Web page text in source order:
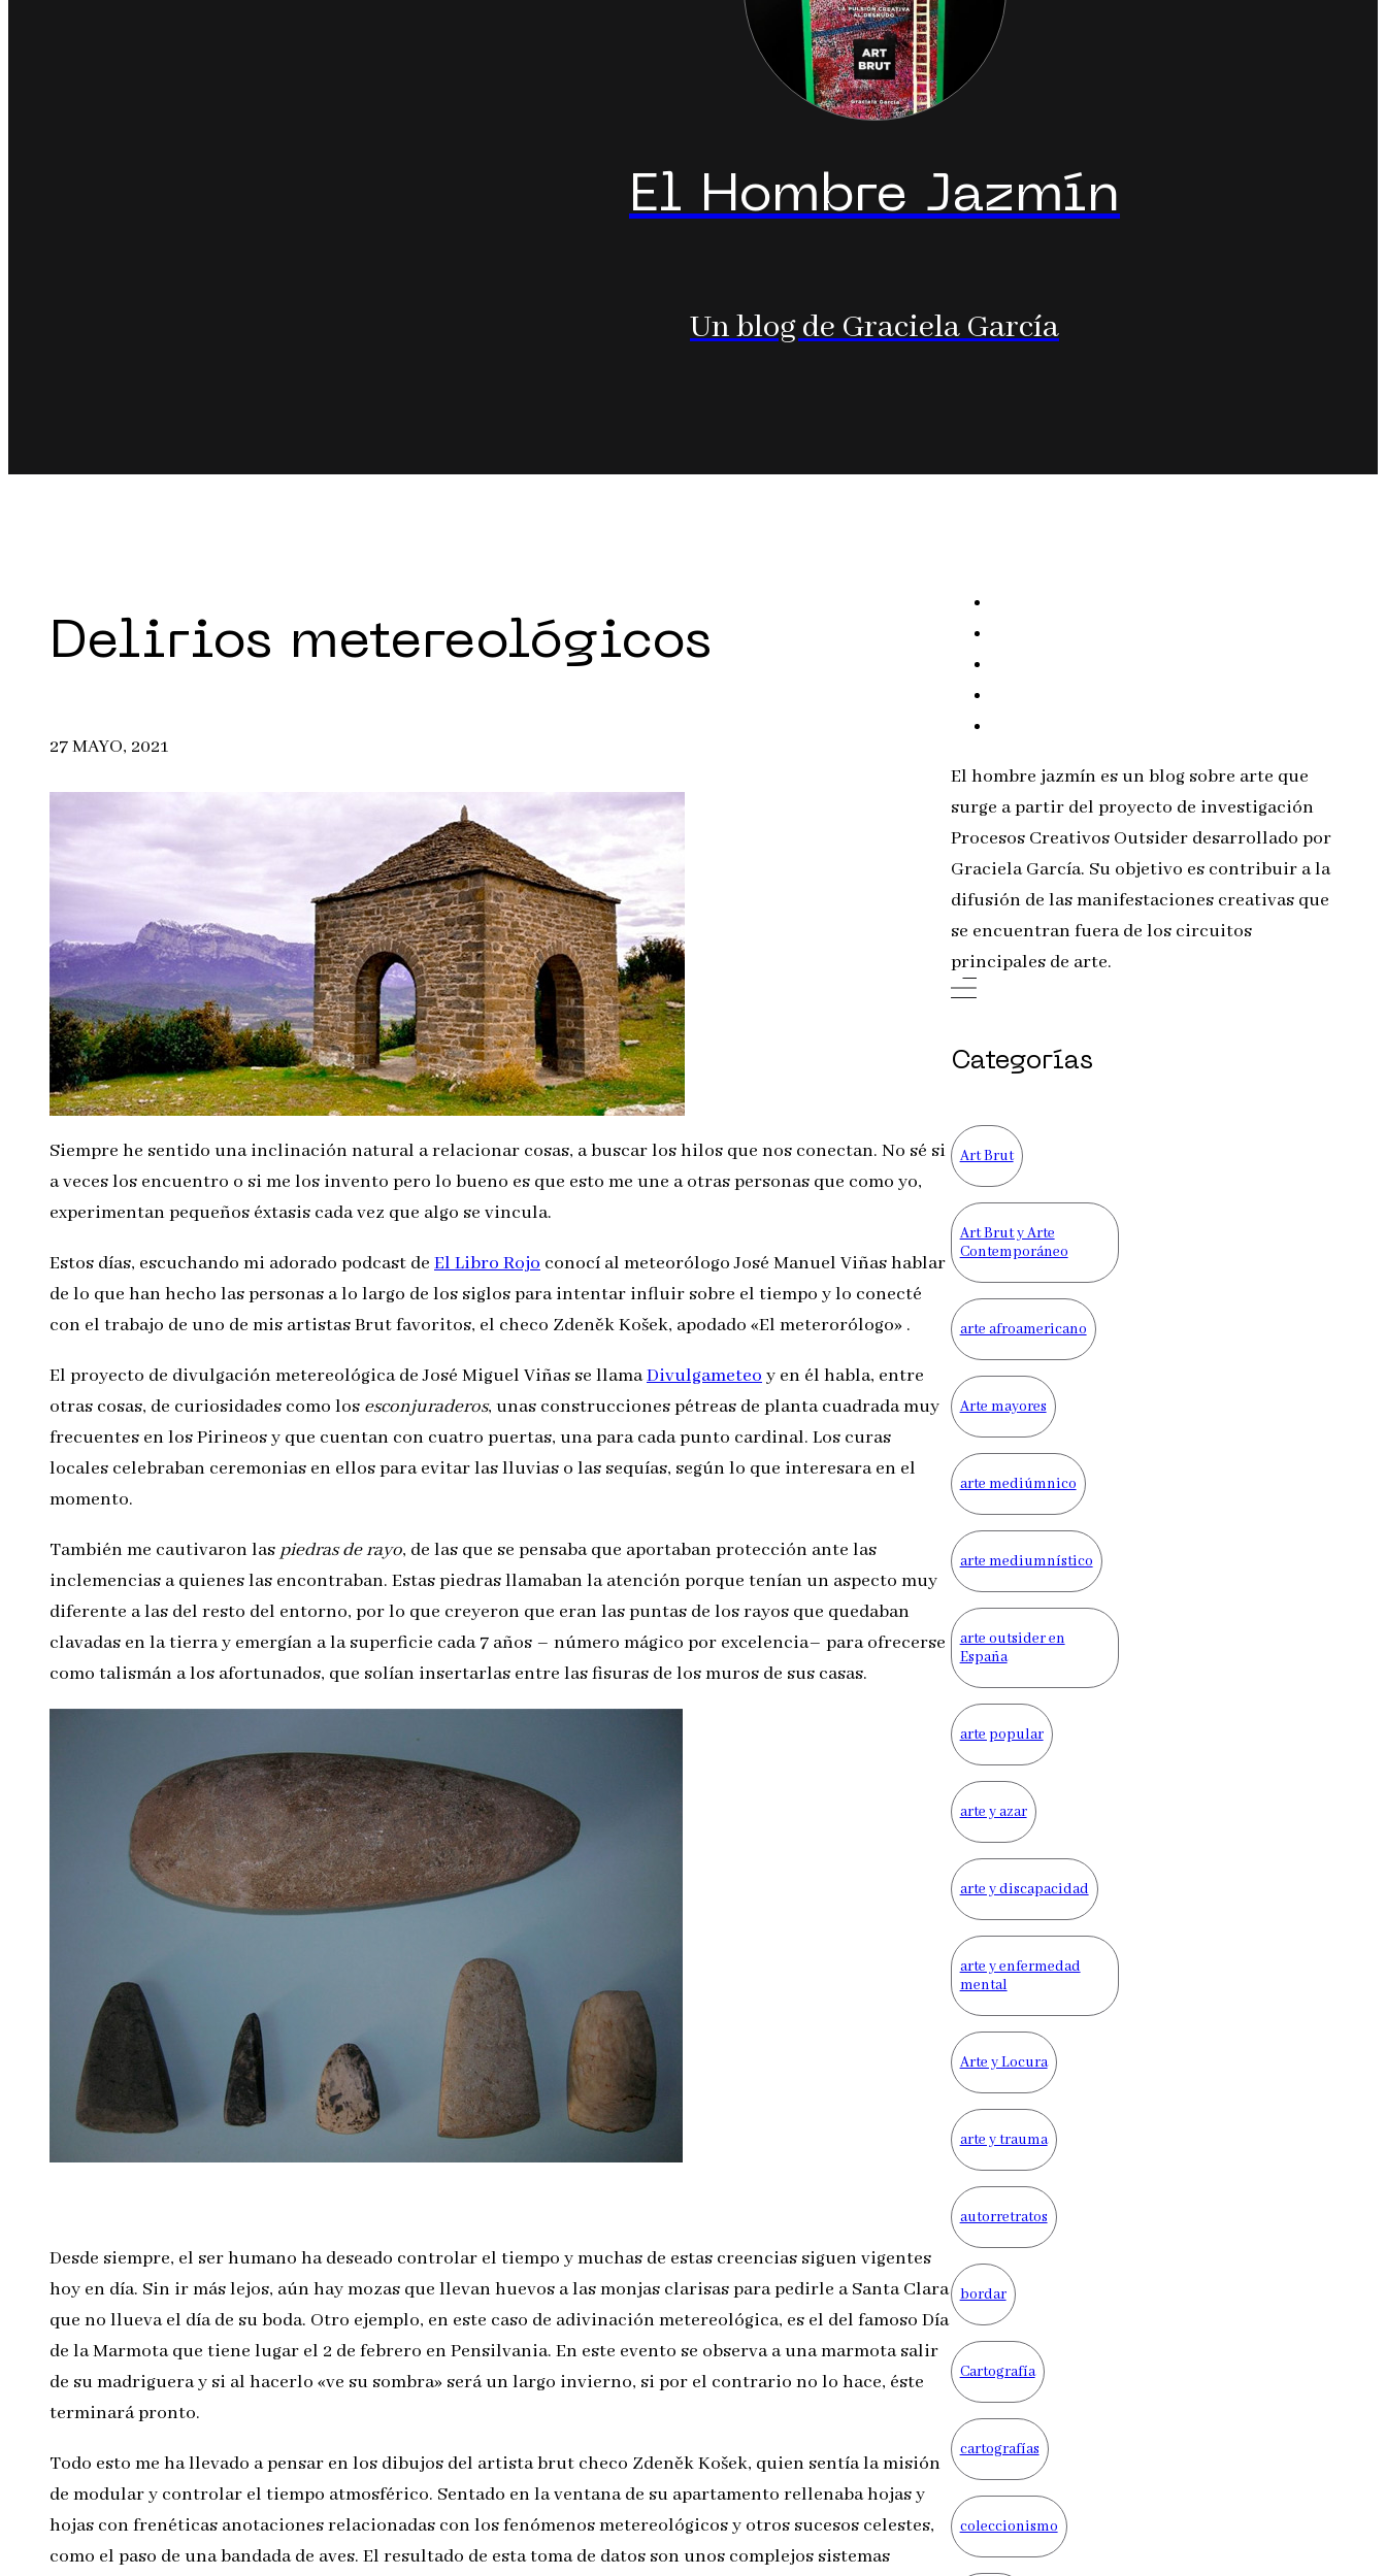
El Hombre Jazmín
Un blog de Graciela García
Delirios metereológicos
27 MAYO, 2021
Siempre he sentido una inclinación natural a relacionar cosas, a buscar los hilos que nos conectan. No sé si
a veces los encuentro o si me los invento pero lo bueno es que esto me une a otras personas que como yo,
experimentan pequeños éxtasis cada vez que algo se vincula.
Estos días, escuchando mi adorado podcast de El Libro Rojo conocí al meteorólogo José Manuel Viñas hablar
de lo que han hecho las personas a lo largo de los siglos para intentar influir sobre el tiempo y lo conecté
con el trabajo de uno de mis artistas Brut favoritos, el checo Zdeněk Košek, apodado «El meterorólogo» .
El proyecto de divulgación metereológica de José Miguel Viñas se llamaDivulgameteo y en él habla, entre
otras cosas, de curiosidades como los esconjuraderos, unas construcciones pétreas de planta cuadrada muy
frecuentes en los Pirineos y que cuentan con cuatro puertas, una para cada punto cardinal. Los curas
locales celebraban ceremonias en ellos para evitar las lluvias o las sequías, según lo que interesara en el
momento.
También me cautivaron las piedras de rayo, de las que se pensaba que aportaban protección ante las
inclemencias a quienes las encontraban. Estas piedras llamaban la atención porque tenían un aspecto muy
diferente a las del resto del entorno, por lo que creyeron que eran las puntas de los rayos que quedaban
clavadas en la tierra y emergían a la superficie cada 7 años – número mágico por excelencia– para ofrecerse
como talismán a los afortunados, que solían insertarlas entre las fisuras de los muros de sus casas.
Desde siempre, el ser humano ha deseado controlar el tiempo y muchas de estas creencias siguen vigentes
hoy en día. Sin ir más lejos, aún hay mozas que llevan huevos a las monjas clarisas para pedirle a Santa Clara
que no llueva el día de su boda. Otro ejemplo, en este caso de adivinación metereológica, es el del famoso Día
de la Marmota que tiene lugar el 2 de febrero en Pensilvania. En este evento se observa a una marmota salir
de su madriguera y si al hacerlo «ve su sombra» será un largo invierno, si por el contrario no lo hace, éste
terminará pronto.
Todo esto me ha llevado a pensar en los dibujos del artista brut checo Zdeněk Košek, quien sentía la misión
de modular y controlar el tiempo atmosférico. Sentado en la ventana de su apartamento rellenaba hojas y
hojas con frenéticas anotaciones relacionadas con los fenómenos metereológicos y otros sucesos celestes,
como el paso de una bandada de aves. El resultado de esta toma de datos son unos complejos sistemas
El hombre jazmín es un blog sobre arte que
surge a partir del proyecto de investigación
Procesos Creativos Outsider desarrollado por
Graciela García. Su objetivo es contribuir a la
difusión de las manifestaciones creativas que
se encuentran fuera de los circuitos
principales de arte.
Categorías
Art Brut
Art Brut y Arte
Contemporáneo
arte afroamericano
Arte mayores
arte mediúmnico
arte mediumnístico
arte outsider en
España
arte popular
arte y azar
arte y discapacidad
arte y enfermedad
mental
Arte y Locura
arte y trauma
autorretratos
bordar
Cartografía
cartografías
coleccionismo